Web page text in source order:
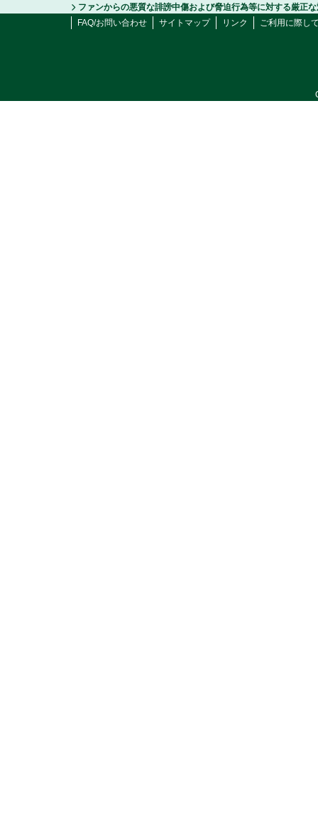
ファンからの悪質な誹謗中傷および脅迫行為等に対する厳正
FAQ/お問い合わせ
サイトマップ リンク ご利用に際し